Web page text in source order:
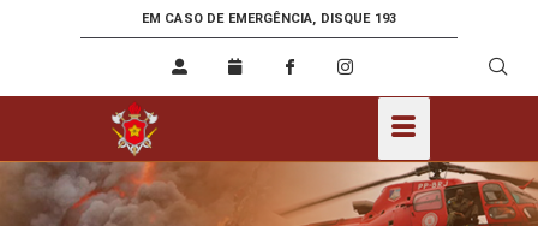
EM CASO DE EMERGÊNCIA, DISQUE 193